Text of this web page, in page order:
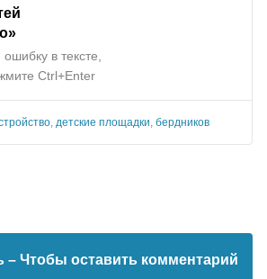
в тексте,
Ctrl+Enter
детские площадки бердников
– Чтобы оставить комментарий